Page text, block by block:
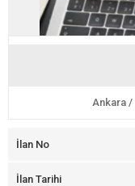
Ankara /
İlan No
İlan Tarihi